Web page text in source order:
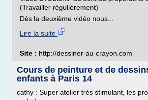
(Travailler régulièrement)
Dès la deuxième vidéo nous...
Lire la suite
Site : http://dessiner-au-crayon.com
Cours de peinture et de
enfants à Paris 14
cathy : Super atelier trés stimulant, les